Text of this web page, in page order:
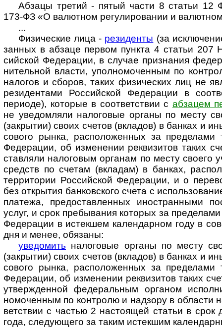
Абзацы третий - пятый части 8 ста­тьи 12
173-ФЗ «О валют­ном регу­ли­ро­ва­нии и
...
Физические лица - резиденты (за
зан­ных в абзаце пер­вом пун­кта 4 ста­тьи 207
сий­ской Феде­ра­ции, в слу­чае при­зна­ния
ни­тель­ной вла­сти, упол­но­мо­чен­ным по
нало­гов и сбо­ров, таких физи­чес­ких лиц не
рези­ден­тами Рос­сий­ской Феде­ра­ции в
пери­оде), кото­рые в соот­вет­ст­вии с абза­цем
не уве­дом­ляли нало­го­вые органы по месту
(закры­тии) своих сче­тов (вкла­дов) в бан­ках и
со­вого рынка, рас­по­ло­жен­ных за пре­де­лами
Феде­ра­ции, об изме­не­нии рек­визи­тов таких
став­ляли нало­говым орга­нам по месту сво­его
средств по сче­там (вкла­дам) в бан­ках,
тер­рито­рии Рос­сий­ской Феде­ра­ции, и о
без откры­тия бан­ков­ского сче­та с
пла­тежа, предо­став­лен­ных ино­ст­ран­ными
услуг, и срок пре­быва­ния кото­рых за
Феде­ра­ции в истек­шем кален­дар­ном году в
дня и менее, обя­заны:
уведомить налоговые органы по месту
(закры­тии) своих сче­тов (вкла­дов) в бан­ках и
со­вого рынка, рас­по­ло­жен­ных за пре­де­лами
Феде­ра­ции, об изме­не­нии рекви­зитов таких
утвер­жден­ной феде­раль­ным орга­ном
номо­чен­ным по конт­ролю и над­зору в обла­сти
ветст­вии с час­тью 2 насто­ящей ста­тьи в срок
года, сле­дую­щего за таким истек­шим